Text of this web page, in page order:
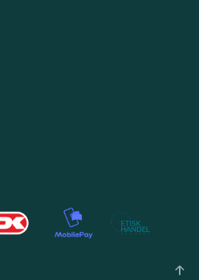
arrow_upward_alt